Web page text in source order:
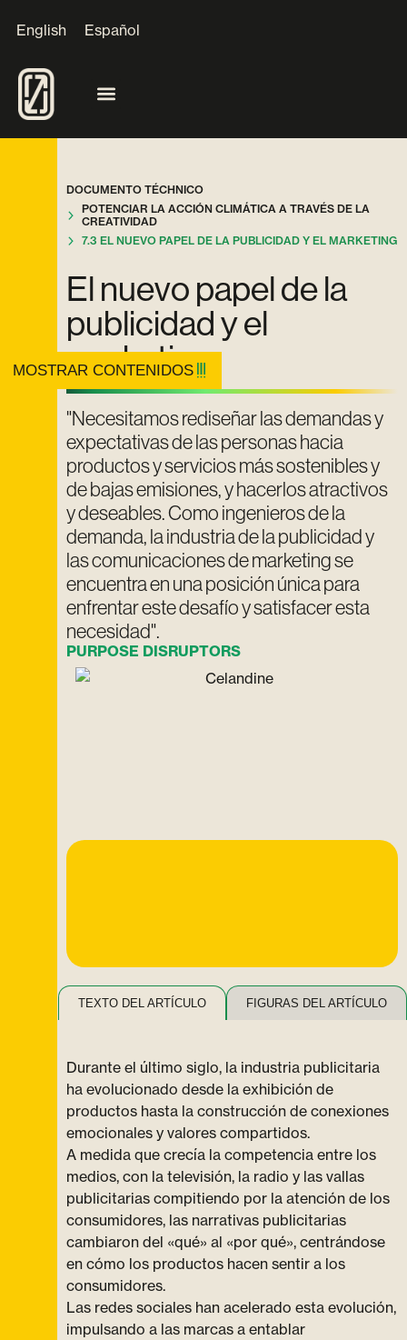
English Español
MOSTRAR CONTENIDOS
DOCUMENTO TÉCHNICO
POTENCIAR LA ACCIÓN CLIMÁTICA A TRAVÉS DE LA
CREATIVIDAD
7.3 EL NUEVO PAPEL DE LA PUBLICIDAD Y EL MARKETING
El nuevo papel de la
publicidad y el
marketing
"Necesitamos rediseñar las demandas y
expectativas de las personas hacia
productos y servicios más sostenibles y
de bajas emisiones, y hacerlos atractivos
y deseables. Como ingenieros de la
demanda, la industria de la publicidad y
las comunicaciones de marketing se
encuentra en una posición única para
enfrentar este desafío y satisfacer esta
necesidad".
PURPOSE DISRUPTORS
TEXTO DEL ARTÍCULO FIGURAS DEL ARTÍCULO
Durante el último siglo, la industria publicitaria
ha evolucionado desde la exhibición de
productos hasta la construcción de conexiones
emocionales y valores compartidos.
A medida que crecía la competencia entre los
medios, con la televisión, la radio y las vallas
publicitarias compitiendo por la atención de los
consumidores, las narrativas publicitarias
cambiaron del «qué» al «por qué», centrándose
en cómo los productos hacen sentir a los
consumidores.
Las redes sociales han acelerado esta evolución,
impulsando a las marcas a entablar